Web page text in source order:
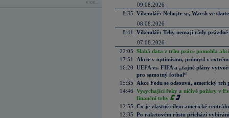
více...
09.08.2026
8:35 Víkendář: Nebojte se, Warsh ve
08.08.2026
8:41
Víkendář: Trhy nemají rády prázdné
07.08.2026
22:05 Slabá data z trhu práce pomohla
17:51
Akcie v optimismu, průmysl v
16:20 UEFA vs. FIFA a „tajné plány
pro samotný fotbal“
15:35
Akce Fedu se odsouvá, americký
14:46 Vysychající řeky a ničivé požáry v
finanční trhy
12:55 Co je vlastně cílem americké
12:35 Po raketovém růstu přichází